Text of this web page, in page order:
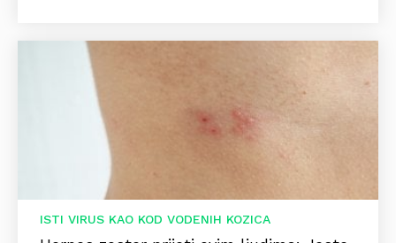
ISTI VIRUS KAO KOD VODENIH KOZICA